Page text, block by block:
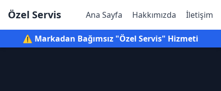
Özel Servis Ana Sayfa Hakkımızda İletişim
⚠️ Markadan Bağımsız "Özel Servis" Hizmeti